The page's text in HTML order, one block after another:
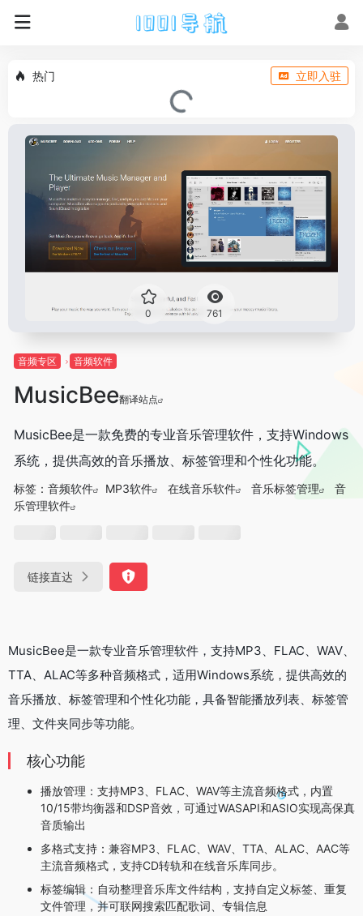
热门 立即入驻
0 761
音频专区 音频软件
MusicBee翻译站点
MusicBee是一款免费的专业音乐管理软件，支持Windows
系统，提供高效的音乐播放、标签管理和个性化功能。
标签： 音频软件 MP3软件 在线音乐软件 音乐标签管理
音
乐管理软件
链接直达
MusicBee是一款专业音乐管理软件，支持MP3、FLAC、WAV、
TTA、ALAC等多种音频格式，适用Windows系统，提供高效的
音乐播放、标签管理和个性化功能，具备智能播放列表、标签管
理、文件夹同步等功能。
核心功能
‌播放管理‌：支持MP3、FLAC、WAV等主流音频格式，内置
10/15带均衡器和DSP音效，可通过WASAPI和ASIO实现高保真
音质输出
‌多格式支持‌：兼容MP3、FLAC、WAV、TTA、ALAC、AAC等
主流音频格式，支持CD转轨和在线音乐库同步。 ‌
‌标签编辑‌：自动整理音乐库文件结构，支持自定义标签、重复
文件管理，并可联网搜索匹配歌词、专辑信息